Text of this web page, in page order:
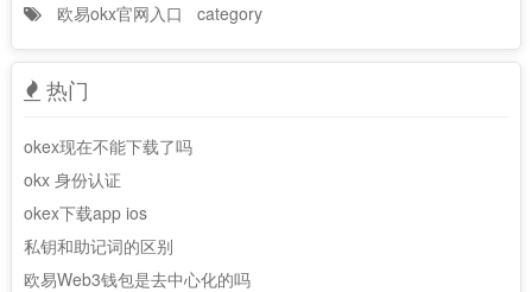
欧易okx官网入口
category
热门
okex现在不能下载了吗
okx 身份认证
okex下载app ios
私钥和助记词的区别
欧易Web3钱包是去中心化的吗